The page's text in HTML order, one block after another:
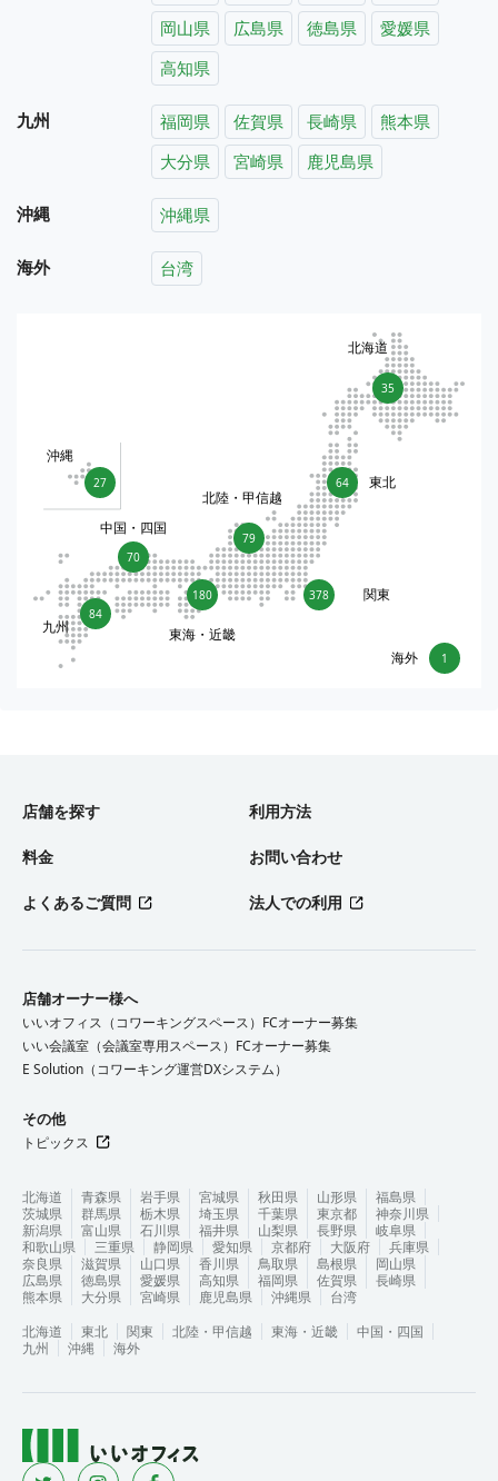
岡山県
広島県 徳島県
愛媛県
高知県
九州 福岡県 佐賀県 長崎県
熊本県
大分県
宮崎県 鹿児島県
沖縄 沖縄県
海外 台湾
35
北海道
64 東北
378 関東
79
北陸・甲信越
180
東海・近畿
70
中国・四国
84
九州
27
沖縄
1
海外
店舗を探す 利用方法
料金 お問い合わせ
よくあるご質問 法人での利用
店舗オーナー様へ
いいオフィス（コワーキングスペース）FCオーナー募集
いい会議室（会議室専用スペース）FCオーナー募集
E Solution（コワーキング運営DXシステム）
その他
トピックス
北海道 青森県 岩手県 宮城県 秋田県 山形県
福島県
茨城県
群馬県 栃木県 埼玉県 千葉県 東京都
神奈川県
新潟県
富山県 石川県 福井県 山梨県 長野県
岐阜県
和歌山県
三重県 静岡県 愛知県 京都府 大阪府
兵庫県
奈良県
滋賀県 山口県 香川県 鳥取県 島根県
岡山県
広島県
徳島県 愛媛県 高知県 福岡県 佐賀県
長崎県
熊本県
大分県 宮崎県 鹿児島県 沖縄県
台湾
北海道
東北 関東 北陸・甲信越 東海・近畿
中国・四国
九州
沖縄 海外